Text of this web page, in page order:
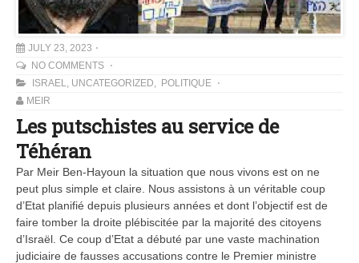
JULY 23, 2023
NO COMMENTS
ISRAEL, UNCATEGORIZED, POLITIQUE
MEIR
Les putschistes au service de
Téhéran
Par Meir Ben-Hayoun la situation que nous vivons est on ne
peut plus simple et claire. Nous assistons à un véritable coup
d’Etat planifié depuis plusieurs années et dont l’objectif est de
faire tomber la droite plébiscitée par la majorité des citoyens
d’Israël. Ce coup d’Etat a débuté par une vaste machination
judiciaire de fausses accusations contre le Premier ministre